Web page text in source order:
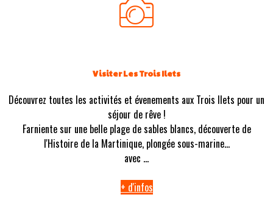
Visiter Les Trois Ilets
Découvrez toutes les activités et évenements aux Trois Ilets pour un
séjour de rêve !
Farniente sur une belle plage de sables blancs, découverte de
l'Histoire de la Martinique, plongée sous-marine...
avec ...
+ d'infos